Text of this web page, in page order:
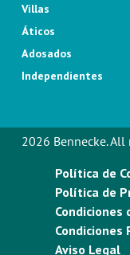
Villas
Áticos
Adosados
Independientes
2026 Bennecke. All
Política de
Política de
Condiciones
Condiciones
Aviso Legal